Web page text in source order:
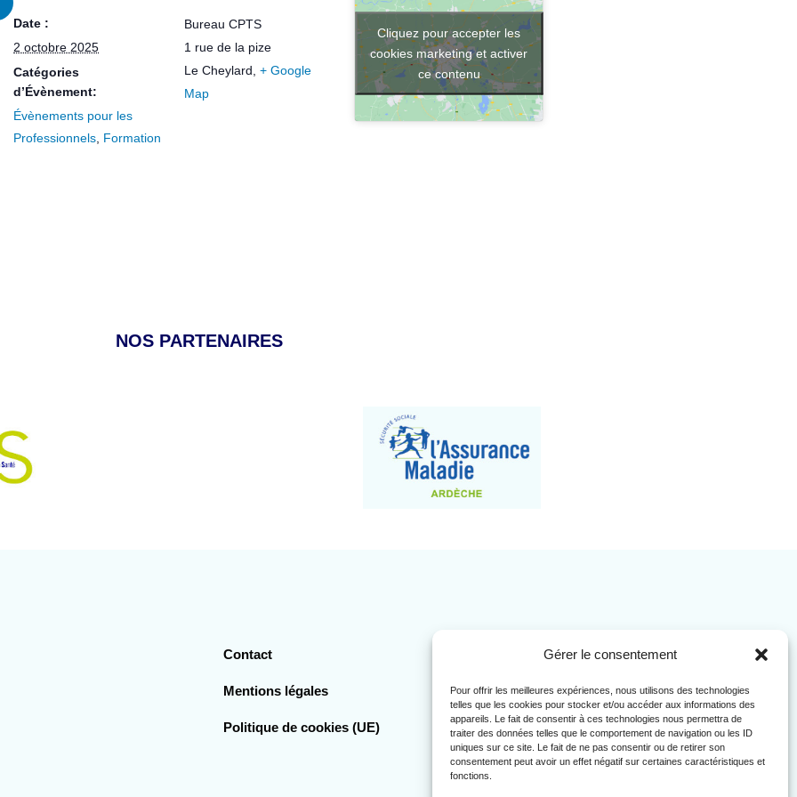
Gérer le consentement
Pour offrir les meilleures expériences, nous utilisons des technologies
telles que les cookies pour stocker et/ou accéder aux informations des
appareils. Le fait de consentir à ces technologies nous permettra de
traiter des données telles que le comportement de navigation ou les ID
uniques sur ce site. Le fait de ne pas consentir ou de retirer son
consentement peut avoir un effet négatif sur certaines caractéristiques et
fonctions.
Date :
2 octobre 2025
Catégories
d’Évènement:
Évènements pour les
Professionnels Formation
Bureau CPTS
1 rue de la pize
Le Cheylard + Google
Map
Cliquez pour accepter les
cookies marketing et activer
ce contenu
NOS PARTENAIRES
Contact
Mentions légales
Politique de cookies (UE)